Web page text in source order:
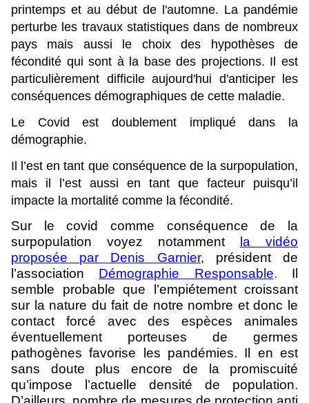
printemps et au début de l'automne. La pandémie
perturbe les travaux statistiques dans de nombreux
pays mais aussi le choix des hypothèses de
fécondité qui sont à la base des projections. Il est
particulièrement difficile aujourd'hui d'anticiper les
conséquences démographiques de cette maladie.
Le Covid est doublement impliqué dans la
démographie.
Il l’est en tant que conséquence de la surpopulation,
mais il l’est aussi en tant que facteur puisqu’il
impacte la mortalité comme la fécondité.
Sur le covid comme conséquence de la
surpopulation voyez notamment la vidéo
proposée par Denis Garnier, président de
l’association Démographie Responsable. Il
semble probable que l’empiétement croissant
sur la nature du fait de notre nombre et donc le
contact forcé avec des espèces animales
éventuellement porteuses de germes
pathogènes favorise les pandémies. Il en est
sans doute plus encore de la promiscuité
qu’impose l’actuelle densité de population.